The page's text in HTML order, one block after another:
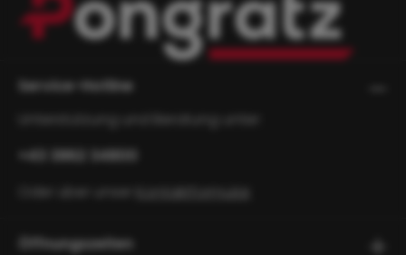
Service-Hotline
+43 3862 34800
Kontaktformular
Öffnungszeiten